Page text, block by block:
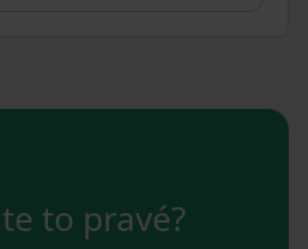
to pravé?